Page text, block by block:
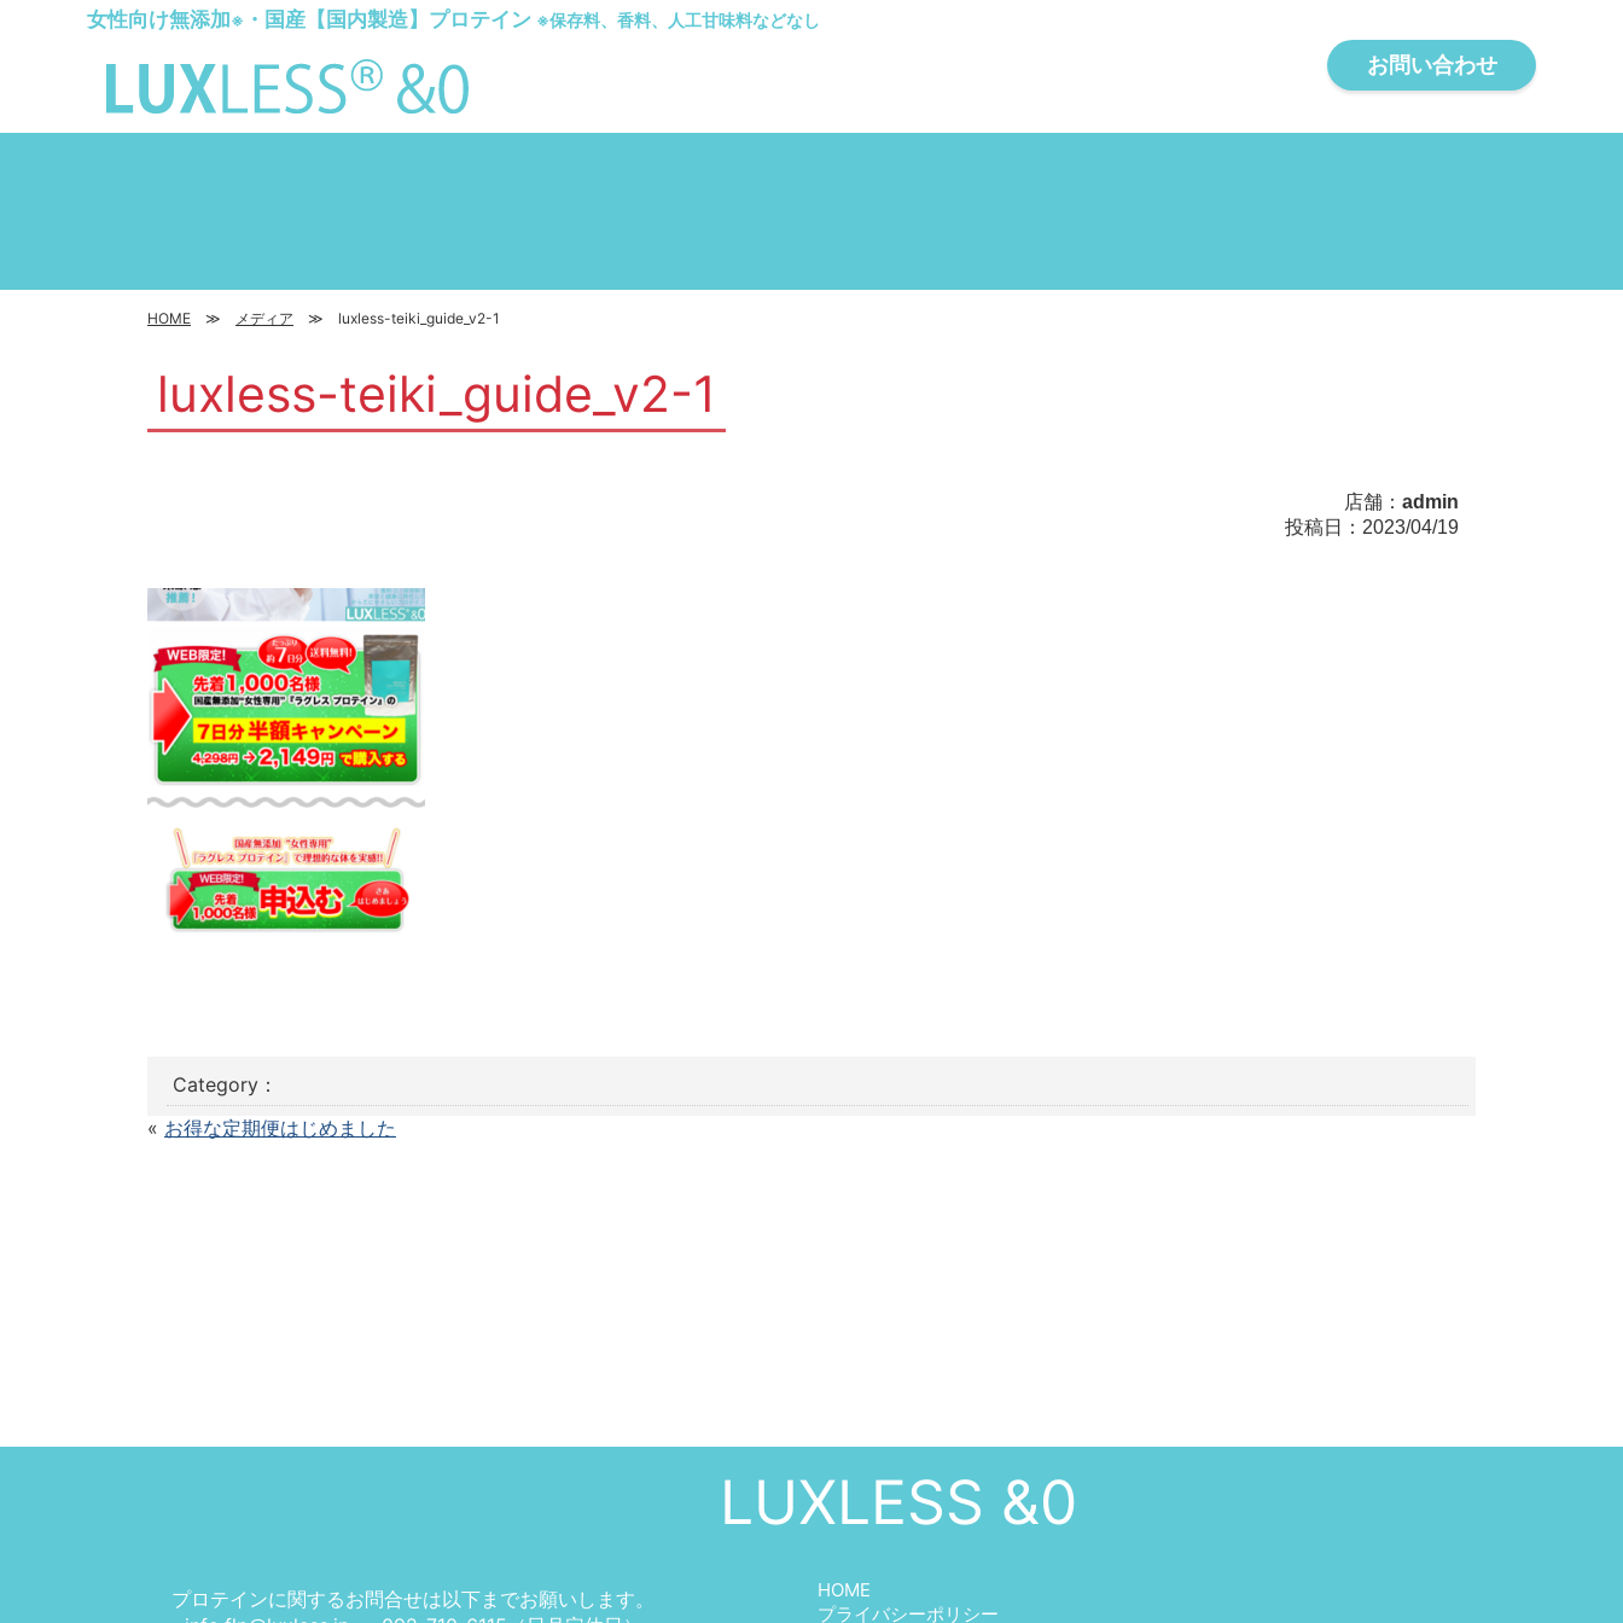
女性向け無添加※ ・国産【国内製造】プロテイン ※保存料、香料、人工甘味料などなし
お問い合わせ
HOME メディア luxless-teiki_guide_v2-1
luxless-teiki_guide_v2-1
店舗： admin
投稿日：2023/04/19
Category：
« お得な定期便はじめました
LUXLESS &0
プロテインに関するお問合せは以下までお願いします。
HOME
プライバシーポリシー